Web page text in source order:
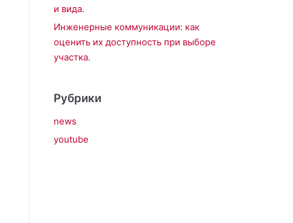
и вида.
Инженерные коммуникации: как
оценить их доступность при выборе
участка.
Рубрики
news
youtube